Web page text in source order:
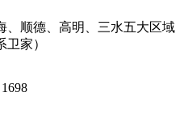
、顺德、高明、三水五大区域
家）